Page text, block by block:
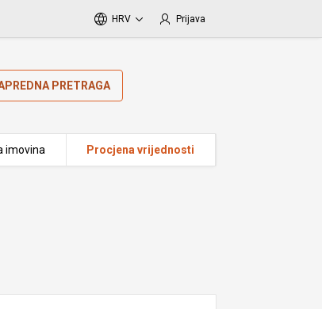
HRV Prijava
PRETRAGA
imovina Procjena vrijednosti